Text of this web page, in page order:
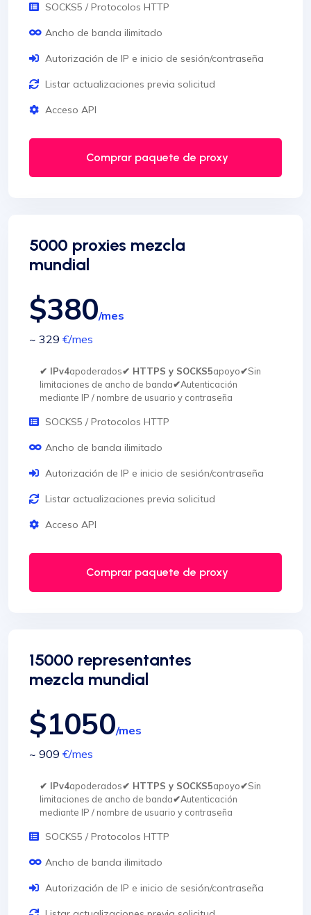
SOCKS5 / Protocolos HTTP
Ancho de banda ilimitado
Autorización de IP e inicio de sesión/contraseña
Listar actualizaciones previa solicitud
Acceso API
Comprar paquete de proxy
5000 proxies mezcla
mundial
$380/mes
~ 329 €/mes
✔ IPv4apoderados✔ HTTPS y SOCKS5apoyo✔Sin
limitaciones de ancho de banda✔Autenticación
mediante IP / nombre de usuario y contraseña
SOCKS5 / Protocolos HTTP
Ancho de banda ilimitado
Autorización de IP e inicio de sesión/contraseña
Listar actualizaciones previa solicitud
Acceso API
Comprar paquete de proxy
15000 representantes
mezcla mundial
$1050/mes
~ 909 €/mes
✔ IPv4apoderados✔ HTTPS y SOCKS5apoyo✔Sin
limitaciones de ancho de banda✔Autenticación
mediante IP / nombre de usuario y contraseña
SOCKS5 / Protocolos HTTP
Ancho de banda ilimitado
Autorización de IP e inicio de sesión/contraseña